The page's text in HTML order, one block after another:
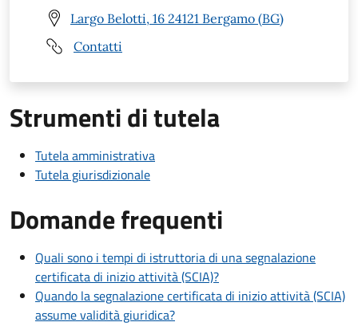
Largo Belotti, 16 24121 Bergamo (BG)
Contatti
Strumenti di tutela
Tutela amministrativa
Tutela giurisdizionale
Domande frequenti
Quali sono i tempi di istruttoria di una segnalazione
certificata di inizio attività (SCIA)?
Quando la segnalazione certificata di inizio attività (SCIA)
assume validità giuridica?